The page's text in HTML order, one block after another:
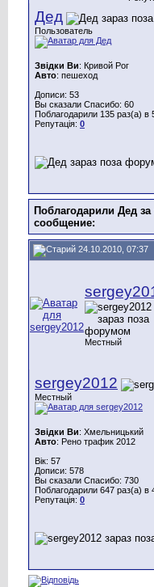
Дед
Пользователь
Звідки Ви: Кривой Рог
Авто: пешеход
Дописи: 53
Вы сказали Спасибо: 60
Поблагодарили 135 раз(а) в
Репутація: 0
Поблагодарили Дед за
сообщение:
24.10.2010, 07:37
Местный
sergey2012
Местный
Звідки Ви: Хмельницький
Авто: Рено трафик 2012
Вік: 57
Дописи: 578
Вы сказали Спасибо: 730
Поблагодарили 647 раз(а) в
Репутація: 0